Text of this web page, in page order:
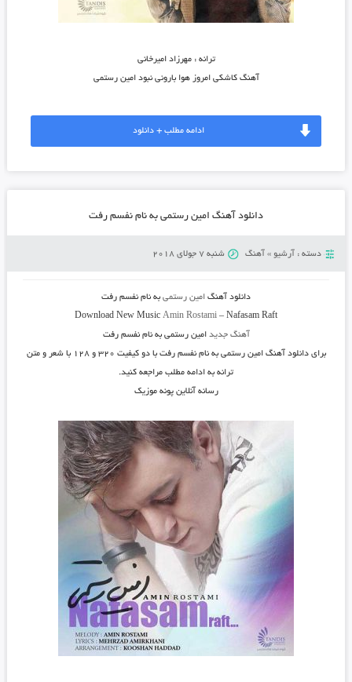
ترانه : مهرزاد امیرخانی
آهنگ کاشکی امروز هوا بارونی نبود امین رستمی
ادامه مطلب + دانلود
دانلود آهنگ امین رستمی به نام نفسم رفت
دسته : آرشیو » آهنگ شنبه 7 جولای 2018
دانلود آهنگ امین رستمیبه نام نفسم رفت
Download New MusicAmin Rostami – Nafasam Raft
آهنگ جدید امین رستمی به نام نفسم رفت
برای دانلود آهنگامین رستمی به نامنفسم رفت
با دو کیفیت ۳۲۰ و ۱۲۸ با شعر و متن
ترانه به ادامه مطلب مراجعه کنید.
رسانه آنلاین پونه موزیک